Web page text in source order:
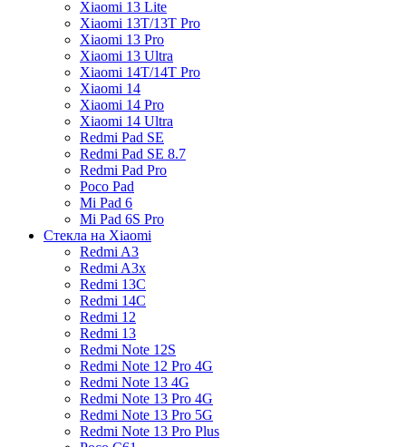
Xiaomi 13 Lite
Xiaomi 13T/13T Pro
Xiaomi 13 Pro
Xiaomi 13 Ultra
Xiaomi 14T/14T Pro
Xiaomi 14
Xiaomi 14 Pro
Xiaomi 14 Ultra
Redmi Pad SE
Redmi Pad SE 8.7
Redmi Pad Pro
Poco Pad
Mi Pad 6
Mi Pad 6S Pro
Стекла на Xiaomi
Redmi A3
Redmi A3x
Redmi 13C
Redmi 14C
Redmi 12
Redmi 13
Redmi Note 12S
Redmi Note 12 Pro 4G
Redmi Note 13 4G
Redmi Note 13 Pro 4G
Redmi Note 13 Pro 5G
Redmi Note 13 Pro Plus